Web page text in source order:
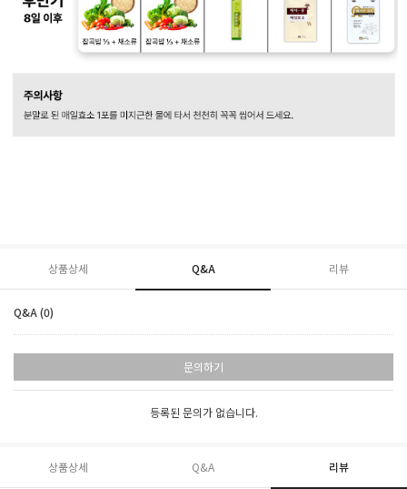
상품상세 Q&A 리뷰
Q&A (0)
문의하기
등록된 문의가 없습니다.
상품상세 Q&A 리뷰